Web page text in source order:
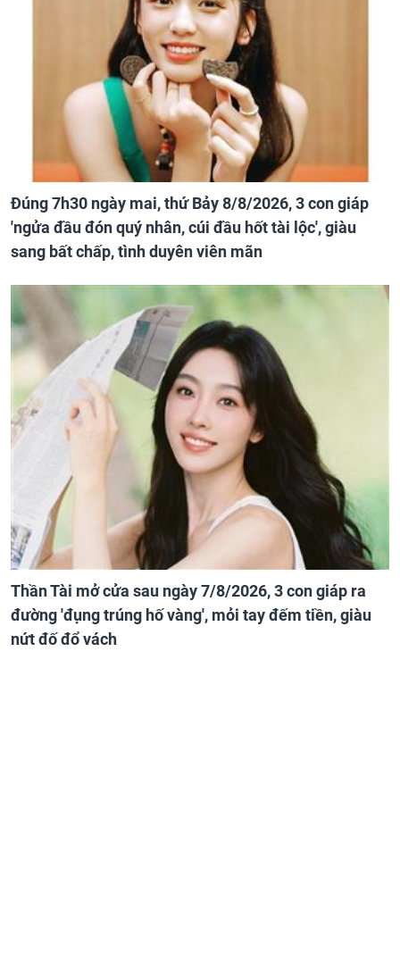
Đúng 7h30 ngày mai, thứ Bảy 8/8/2026, 3 con giáp
'ngửa đầu đón quý nhân, cúi đầu hốt tài lộc', giàu
sang bất chấp, tình duyên viên mãn
Thần Tài mở cửa sau ngày 7/8/2026, 3 con giáp ra
đường 'đụng trúng hố vàng', mỏi tay đếm tiền, giàu
nứt đố đổ vách